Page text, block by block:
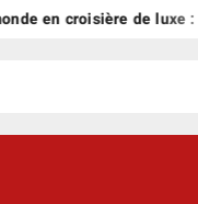
de luxe : ce